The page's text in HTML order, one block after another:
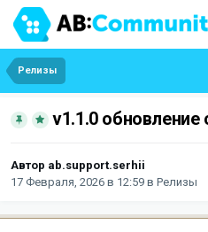
Релизы
v1.1.0
Автор ab.support.serhii
17 Февраля, 2026 в 12:59 в Релизы